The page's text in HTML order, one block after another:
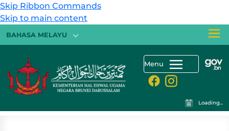
Skip Ribbon Commands
Skip to main content
BAHASA MELAYU
Menu
Loading...